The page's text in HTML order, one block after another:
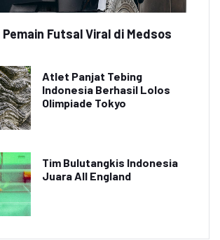
Futsal Viral di Medsos
Atlet Panjat Tebing
Indonesia Berhasil Lolos
Olimpiade Tokyo
Tim Bulutangkis Indonesia
Juara All England